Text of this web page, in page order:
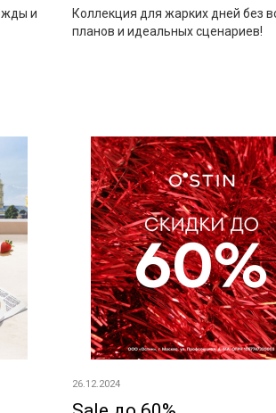
и
Коллекция для жарких дней без
планов и идеальных сценариев!
26.12.2024